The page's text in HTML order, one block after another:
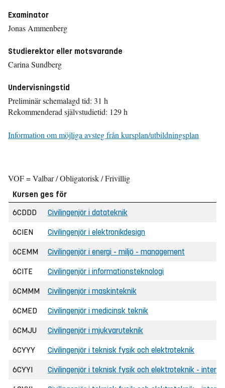
Examinator
Jonas Ammenberg
Studierektor eller motsvarande
Carina Sundberg
Undervisningstid
Preliminär schemalagd tid: 31 h
Rekommenderad självstudietid: 129 h
Information om möjliga avsteg från kursplan/utbildningsplan
VOF = Valbar / Obligatorisk / Frivillig
Kursen ges för
6CDDD
Civilingenjör i datateknik
6CIEN Civilingenjör i elektronikdesign
6CEMM Civilingenjör i energi - miljö - management
6CITE Civilingenjör i informationsteknologi
6CMMM Civilingenjör i maskinteknik
6CMED Civilingenjör i medicinsk teknik
6CMJU Civilingenjör i mjukvaruteknik
6CYYY Civilingenjör i teknisk fysik och elektroteknik
6CYYI Civilingenjör i teknisk fysik och elektroteknik -